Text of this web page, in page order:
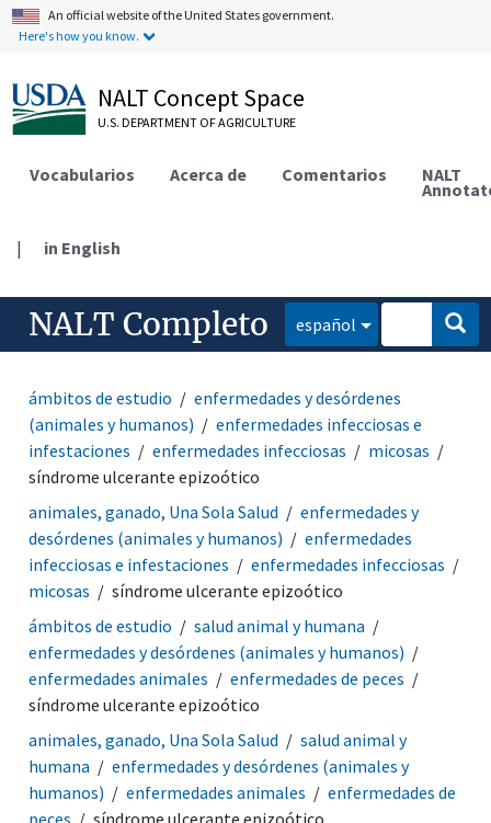
An official website of the United States government.
Here's how you know.
NALT Concept Space
U.S. DEPARTMENT OF AGRICULTURE
Vocabularios Acerca de Comentarios NALT
| in English
NALT Completo español
ámbitos de estudio
enfermedades y desórdenes
(animales y humanos)
enfermedades infecciosas e
infestaciones
enfermedades infecciosas
micosas
síndrome ulcerante epizoótico
animales, ganado, Una Sola Salud
enfermedades y
desórdenes (animales y humanos)
enfermedades
infecciosas e infestaciones
enfermedades infecciosas
micosas
síndrome ulcerante epizoótico
ámbitos de estudio
salud animal y humana
enfermedades y desórdenes (animales y humanos)
enfermedades animales
enfermedades de peces
síndrome ulcerante epizoótico
animales, ganado, Una Sola Salud
salud animal y
humana
enfermedades y desórdenes (animales y
humanos)
enfermedades animales
enfermedades de
peces
síndrome ulcerante epizoótico